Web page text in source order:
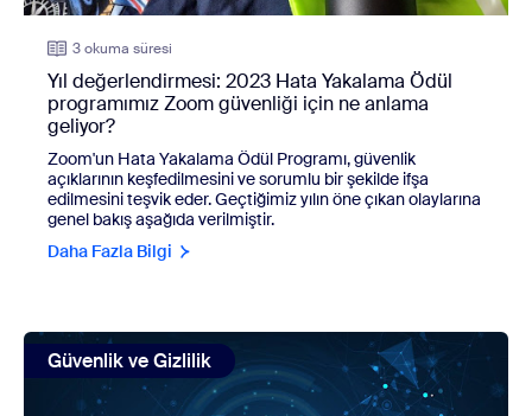
3 okuma süresi
Yıl değerlendirmesi: 2023 Hata Yakalama Ödül
programımız Zoom güvenliği için ne anlama
geliyor?
Zoom'un Hata Yakalama Ödül Programı, güvenlik
açıklarının keşfedilmesini ve sorumlu bir şekilde ifşa
edilmesini teşvik eder. Geçtiğimiz yılın öne çıkan olaylarına
genel bakış aşağıda verilmiştir.
Daha Fazla Bilgi
view: Zoom, ISMAP kaydı ile temel ürünler için yeni
Güvenlik ve Gizlilik